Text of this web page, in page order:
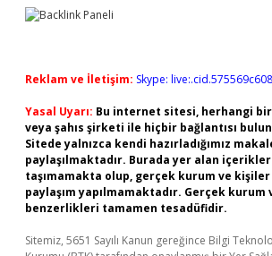
Reklam ve İletişim: Skype:
Yasal Uyarı: Bu internet sitesi, herhangi
veya şahıs şirketi ile hiçbir bağlantısı
Sitede yalnızca kendi hazırladığımız
paylaşılmaktadır. Burada yer alan
taşımamakta olup, gerçek kurum ve kişiler
paylaşım yapılmamaktadır. Gerçek
benzerlikleri tamamen tesadüfidir.
Sitemiz, 5651 Sayılı Kanun gereğince Bilgi